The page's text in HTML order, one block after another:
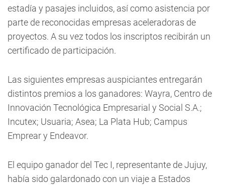
estadía y pasajes incluidos, así como asistencia por
parte de reconocidas empresas aceleradoras de
proyectos. A su vez todos los inscriptos recibirán un
certificado de participación.
Las siguientes empresas auspiciantes entregarán
distintos premios a los ganadores: Wayra, Centro de
Innovación Tecnológica Empresarial y Social S.A.;
Incutex; Usuaria; Asea; La Plata Hub; Campus
Emprear y Endeavor.
El equipo ganador del Tec I, representante de Jujuy,
había sido galardonado con un viaje a Estados